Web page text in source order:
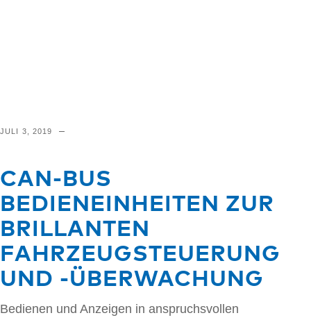
JULI 3, 2019
CAN-BUS
BEDIENEINHEITEN ZUR
BRILLANTEN
FAHRZEUGSTEUERUNG
UND -ÜBERWACHUNG
Bedienen und Anzeigen in anspruchsvollen